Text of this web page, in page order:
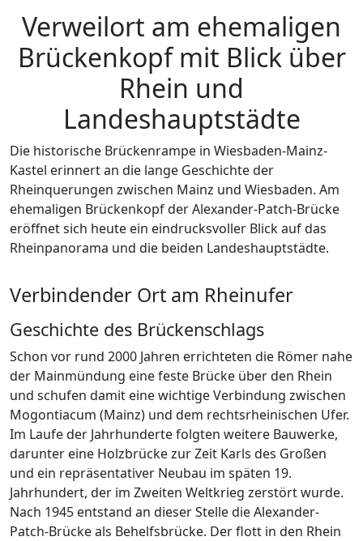
Verweilort am ehemaligen
Brückenkopf mit Blick über
Rhein und
Landeshauptstädte
Die historische Brückenrampe in Wiesbaden-Mainz-
Kastel erinnert an die lange Geschichte der
Rheinquerungen zwischen Mainz und Wiesbaden. Am
ehemaligen Brückenkopf der Alexander-Patch-Brücke
eröffnet sich heute ein eindrucksvoller Blick auf das
Rheinpanorama und die beiden Landeshauptstädte.
Verbindender Ort am Rheinufer
Geschichte des Brückenschlags
Schon vor rund 2000 Jahren errichteten die Römer nahe
der Mainmündung eine feste Brücke über den Rhein
und schufen damit eine wichtige Verbindung zwischen
Mogontiacum (Mainz) und dem rechtsrheinischen Ufer.
Im Laufe der Jahrhunderte folgten weitere Bauwerke,
darunter eine Holzbrücke zur Zeit Karls des Großen
und ein repräsentativer Neubau im späten 19.
Jahrhundert, der im Zweiten Weltkrieg zerstört wurde.
Nach 1945 entstand an dieser Stelle die Alexander-
Patch-Brücke als Behelfsbrücke. Der flott in den Rhein